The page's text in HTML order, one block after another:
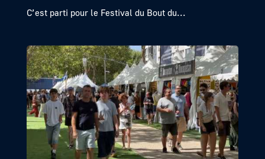
C’est parti pour le Festival du Bout du...